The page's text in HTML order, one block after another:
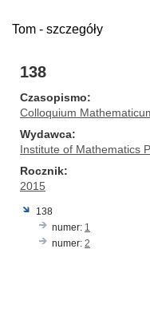
Tom - szczegóły
138
Czasopismo
Colloquium
Wydawca
Institute of Mathematics
Rocznik
2015
138
numer: 1
numer: 2